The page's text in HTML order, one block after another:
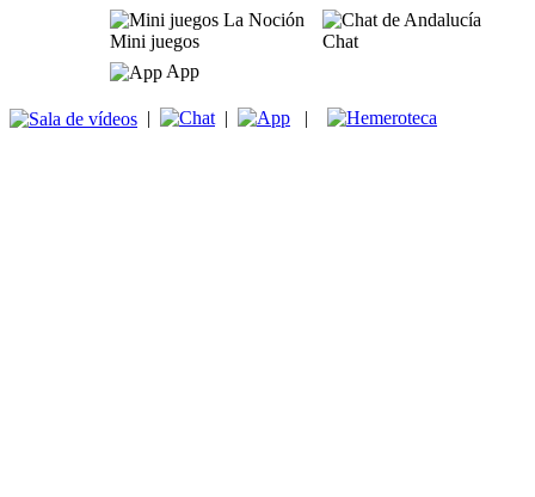
Mini juegos
Chat
App
| | |